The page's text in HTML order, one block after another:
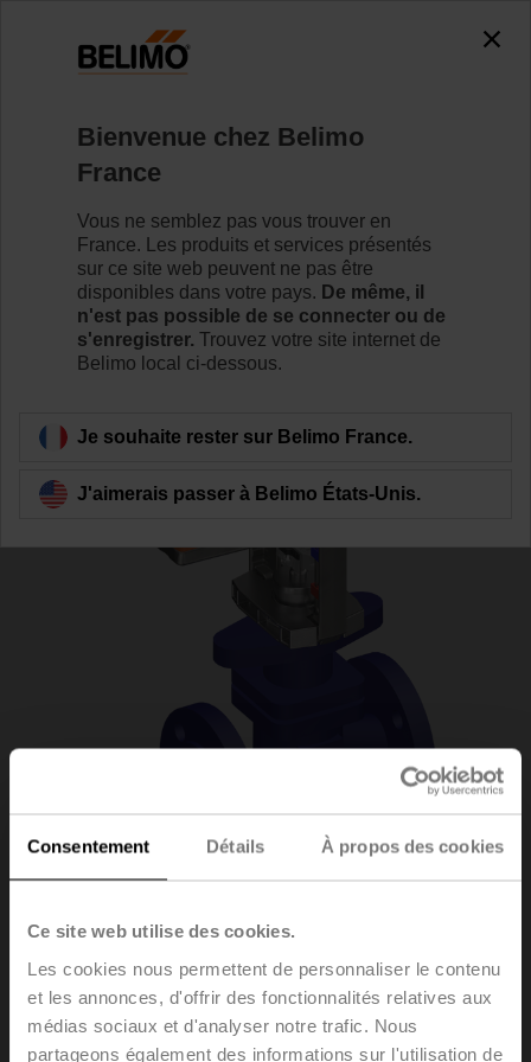
Consentement Détails À propos des cookies
Ce site web utilise des cookies.
Les cookies nous permettent de personnaliser le contenu
et les annonces, d'offrir des fonctionnalités relatives aux
médias sociaux et d'analyser notre trafic. Nous
partageons également des informations sur l'utilisation de
H6015XP4-S2/SVC24A-SZ-TPC
Pour en savoir plus
Retour a la catégorie de produits
H6015XP4-
S2/SVC24A-SZ-TPC
Bienvenue chez Belimo
France
Vous ne semblez pas vous trouver en
France. Les produits et services présentés
sur ce site web peuvent ne pas être
disponibles dans votre pays. De même, il
n'est pas possible de se connecter ou de
s'enregistrer. Trouvez votre site internet de
Belimo local ci-dessous.
Je souhaite rester sur Belimo France.
J'aimerais passer à Belimo États-Unis.